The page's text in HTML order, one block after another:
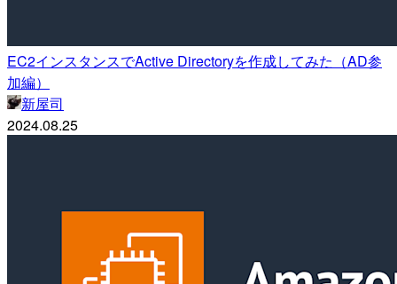
EC2インスタンスでActive Directoryを作成してみた（AD参
加編）
新屋司
2024.08.25